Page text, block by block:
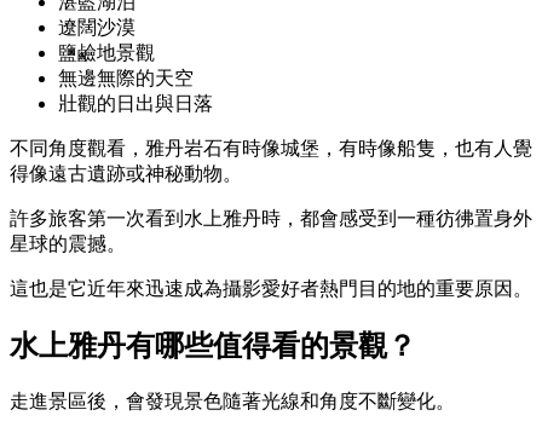
遼闊沙漠
鹽鹼地景觀
無邊無際的天空
壯觀的日出與日落
不同角度觀看，雅丹岩石有時像城堡，有時像船隻，也有人覺
得像遠古遺跡或神秘動物。
許多旅客第一次看到水上雅丹時，都會感受到一種彷彿置身外
星球的震撼。
這也是它近年來迅速成為攝影愛好者熱門目的地的重要原因。
水上雅丹有哪些值得看的景觀？
走進景區後，會發現景色隨著光線和角度不斷變化。